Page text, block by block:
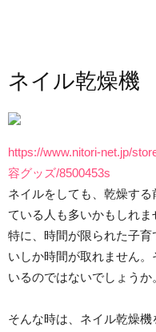
ネイル乾燥
https://www.nitori-net.jp/
容グッズ/8500453s
ネイルをしても、乾燥す
ている人も多いかもしれま
特に、時間が限られた子
いしか時間が取れません
いるのではないでしょうか
そんな時は、ネイル乾燥機